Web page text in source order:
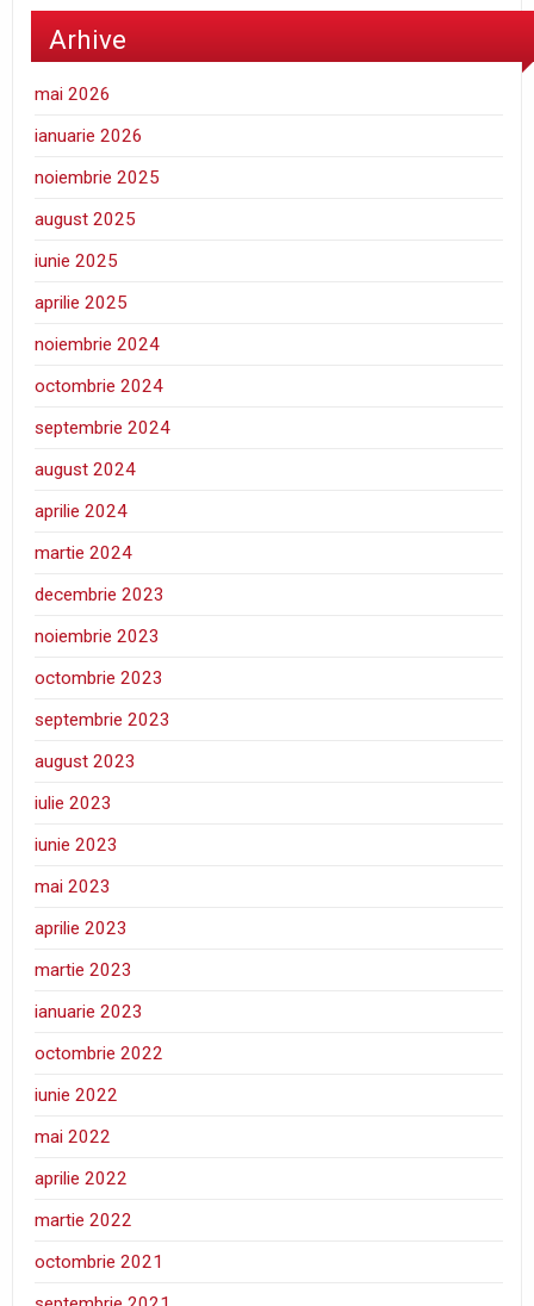
Arhive
mai 2026
ianuarie 2026
noiembrie 2025
august 2025
iunie 2025
aprilie 2025
noiembrie 2024
octombrie 2024
septembrie 2024
august 2024
aprilie 2024
martie 2024
decembrie 2023
noiembrie 2023
octombrie 2023
septembrie 2023
august 2023
iulie 2023
iunie 2023
mai 2023
aprilie 2023
martie 2023
ianuarie 2023
octombrie 2022
iunie 2022
mai 2022
aprilie 2022
martie 2022
octombrie 2021